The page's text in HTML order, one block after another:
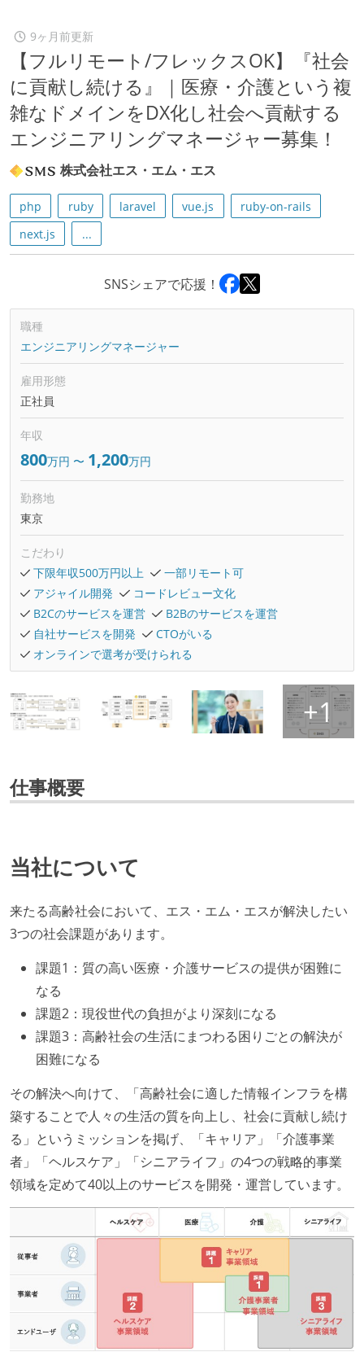
9ヶ月前更新
【フルリモート/フレックスOK】『社会
に貢献し続ける』｜医療・介護という複
雑なドメインをDX化し社会へ貢献する
エンジニアリングマネージャー募集！
株式会社エス・エム・エス
php ruby laravel vue.js
ruby-on-rails
next.js
...
SNSシェアで応援！
職種
エンジニアリングマネージャー
雇用形態
正社員
年収
800万円 〜 1,200万円
勤務地
東京
こだわり
下限年収500万円以上
一部リモート可
アジャイル開発
コードレビュー文化
B2Cのサービスを運営
B2Bのサービスを運営
自社サービスを開発
CTOがいる
オンラインで選考が受けられる
仕事概要
当社について
来たる高齢社会において、エス・エム・エスが解決したい
3つの社会課題があります。
課題1：質の高い医療・介護サービスの提供が困難に
なる
課題2：現役世代の負担がより深刻になる
課題3：高齢社会の生活にまつわる困りごとの解決が
困難になる
その解決へ向けて、「高齢社会に適した情報インフラを構
築することで人々の生活の質を向上し、社会に貢献し続け
る」というミッションを掲げ、「キャリア」「介護事業
者」「ヘルスケア」「シニアライフ」の4つの戦略的事業
領域を定めて40以上のサービスを開発・運営しています。